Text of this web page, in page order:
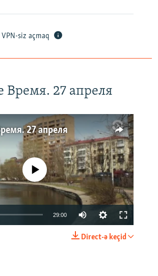
VPN-siz açmaq
Время. 27 апреля
27 апреля
source currently available
29:00
Direct-ə keçid